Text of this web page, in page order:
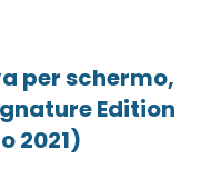
per schermo,
Edition
2021)